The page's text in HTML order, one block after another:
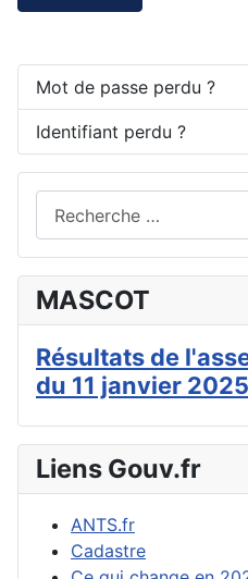
Mot de passe perdu ?
Identifiant perdu ?
Type 2 or more
MASCOT
Résultats de
du 11 janvier 2025
Liens Gouv.fr
ANTS.fr
Cadastre